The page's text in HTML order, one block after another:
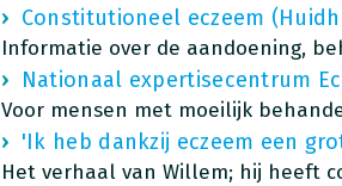
Constitutioneel eczeem
Informatie over de aandoening,
Nationaal expertisecentrum
Voor mensen met moeilijk
'Ik heb dankzij eczeem een
Het verhaal van Willem; hij heeft